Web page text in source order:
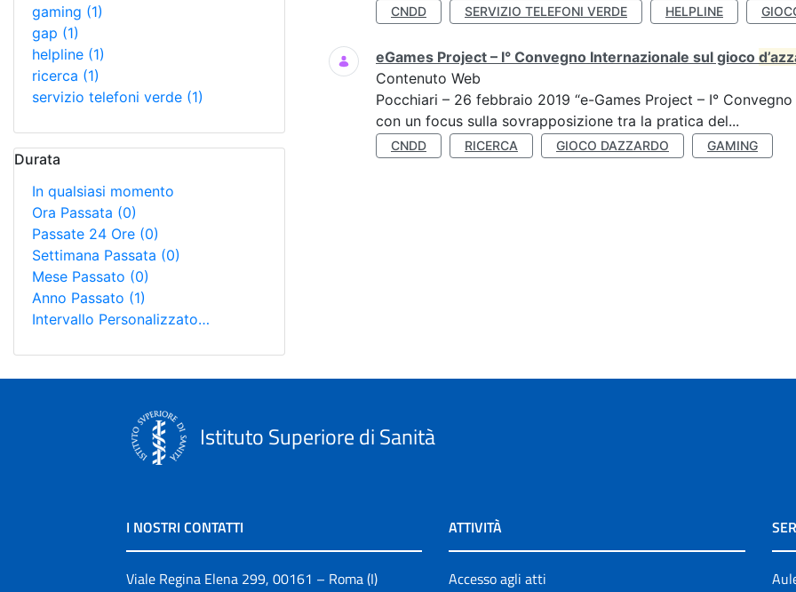
gaming (1)
gap (1)
helpline (1)
ricerca (1)
servizio telefoni verde (1)
Durata
In qualsiasi momento
Ora Passata (0)
Passate 24 Ore (0)
Settimana Passata (0)
Mese Passato (0)
Anno Passato (1)
Intervallo Personalizzato…
CNDD SERVIZIO TELEFONI VERDE HELPLINE
eGames Project – I° Convegno Internazionale sul gioco
Contenuto Web
Pocchiari – 26 febbraio 2019 “e-Games Project – I°
con un focus sulla sovrapposizione tra la pratica del...
CNDD RICERCA GIOCO DAZZARDO GAMING
Istituto Superiore di Sanità
I NOSTRI CONTATTI
Viale Regina Elena 299, 00161 – Roma (I)
ATTIVITÀ
Accesso agli atti